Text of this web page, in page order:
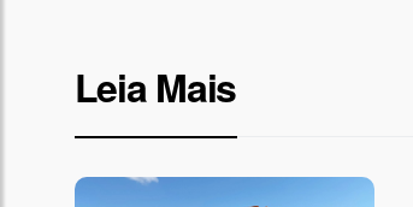
Leia Mais